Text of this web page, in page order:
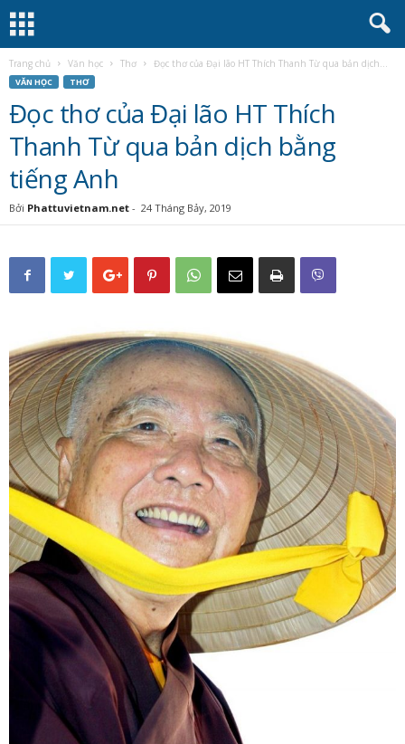
Trang chủ Văn học Thơ Đọc thơ của Đại lão HT Thích Thanh Từ qua bản dịch...
VĂN HỌC THƠ
Đọc thơ của Đại lão HT Thích
Thanh Từ qua bản dịch bằng
tiếng Anh
Bởi Phattuvietnam.net - 24 Tháng Bảy, 2019